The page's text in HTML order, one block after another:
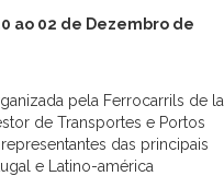
ao 02 de Dezembro de
pela Ferrocarrils de la
de Transportes e Portos
das principais
e Latino-américa